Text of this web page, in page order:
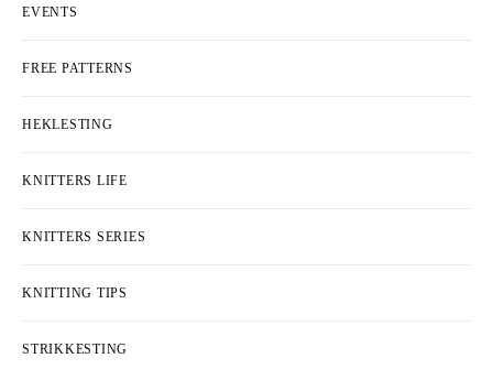
EVENTS
FREE PATTERNS
HEKLESTING
KNITTERS LIFE
KNITTERS SERIES
KNITTING TIPS
STRIKKESTING